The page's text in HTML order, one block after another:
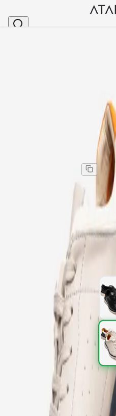
Erkek Hakiki Deri Sneakers
Erkek Hakiki Deri Sneakers
3.897,00 TL6.495,00
3.897,00 TL
40
45